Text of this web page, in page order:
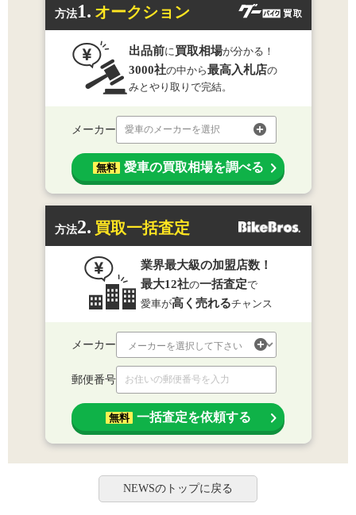
方法1. オークション
出品前に買取相場が分かる！
3000社の中から最高入札店の
みとやり取りで完結。
メーカー 愛車のメーカーを選択
無料 愛車の買取相場を調べる
方法2. 買取一括査定
業界最大級の加盟店数！
最大12社の一括査定で
愛車が高く売れるチャンス
メーカー
郵便番号
無料 一括査定を依頼する
NEWSのトップに戻る